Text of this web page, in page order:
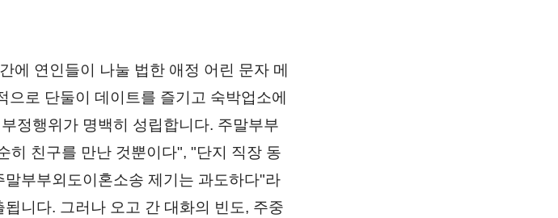
에 연인들이 나눌 법한 애정 어린 문자 메
로 단둘이 데이트를 즐기고 숙박업소에
정행위가 명백히 성립합니다. 주말부부
히 친구를 만난 것뿐이다", "단지 직장 동
부부외도이혼소송 제기는 과도하다"라
니다. 그러나 오고 간 대화의 빈도, 주중